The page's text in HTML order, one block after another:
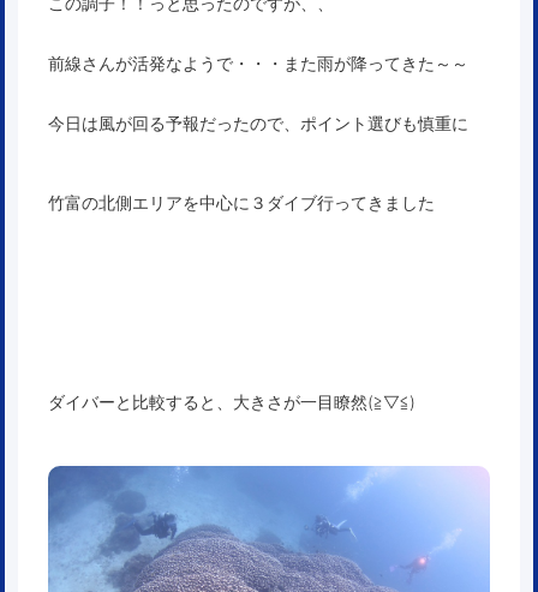
前線さんが活発なようで・・・また雨が降ってきた～～
今日は風が回る予報だったので、ポイント選びも慎重に
竹富の北側エリアを中心に３ダイブ行ってきました
ダイバーと比較すると、大きさが一目瞭然(≧▽≦)